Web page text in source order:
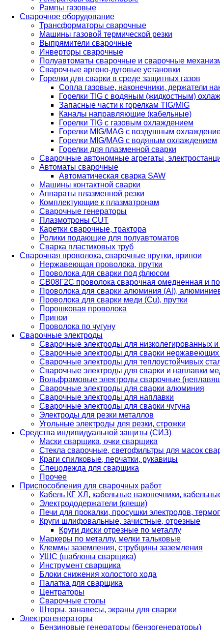
Рампы газовые
Сварочное оборудование
Трансформаторы сварочные
Машины газовой термической резки
Выпрямители сварочные
Инверторы сварочные
Полуавтоматы сварочные и сварочные
Сварочные аргоно-дуговые установки
Горелки для сварки в среде защитных газов
Сопла газовые, наконечники, держатели
Горелки TIG с водяным (жидкостным)
Запасные части к горелкам TIG/MIG
Каналы направляющие (кабельные)
Горелки TIG с газовым охлаждением
Горелки MIG/MAG с воздушным
Горелки MIG/MAG с водяным охлаждением
Горелки для плазменной сварки
Сварочные автономные агрегаты,
Автоматы сварочные
Автоматическая сварка SAW
Машины контактной сварки
Аппараты плазменной резки
Комплектующие к плазматронам
Сварочные генераторы
Плазмотроны CUT
Каретки сварочные, трактора
Ролики подающие для полуавтоматов
Сварка пластиковых труб
Сварочная проволока, сварочные прутки, припои
Нержавеющая проволока, прутки
Проволока для сварки под флюсом
СВ08Г2С проволока сварочная омедненная и
Проволока для сварки алюминия (Al),
Проволока для сварки меди (Cu), прутки
Порошковая проволока
Припои
Проволока по чугуну
Сварочные электроды
Сварочные электроды для низколегированных и
Сварочные электроды для сварки
Сварочные электроды для теплоустойчивых
Сварочные электроды для сварки и наплавки
Вольфрамовые электроды сварочные
Сварочные электроды для сварки алюминия
Сварочные электроды для наплавки
Сварочные электроды для сварки чугуна
Электроды для резки металлов
Угольные электроды для резки, строжки
Средства индивидуальной защиты (СИЗ)
Маски сварщика, очки сварщика
Стекла сварочные, светофильтры для масок
Краги спилковые, перчатки, рукавицы
Спецодежда для сварщика
Прочее
Приспособления для сварочных работ
Кабель КГ ХЛ, кабельные наконечники,
Электрододержатели (клещи)
Печи для прокалки, просушки электродов,
Круги шлифовальные, зачистные, отрезные
Круги диски отрезные по металлу
Маркеры по металлу, мелки тальковые
Клеммы заземления, струбцины заземления
УШС (шаблоны сварщика)
Инструмент сварщика
Блоки снижения холостого хода
Палатка для сварщика
Центраторы
Сварочные столы
Шторы, занавесы, экраны для сварки
Электрогенераторы
Бензиновые генераторы (бензогенераторы)